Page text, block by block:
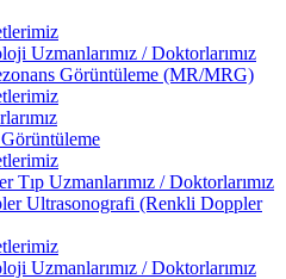
Uzmanlarımız / Doktorlarımız
Görüntüleme (MR/MRG)
Tıp Uzmanlarımız / Doktorlarımız
Ultrasonografi (Renkli Doppler
Uzmanlarımız / Doktorlarımız